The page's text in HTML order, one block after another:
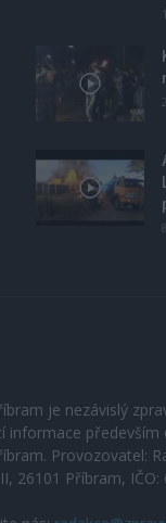
je nezávislý
informace
Provozovatel:
26101 Příbram, IČO: